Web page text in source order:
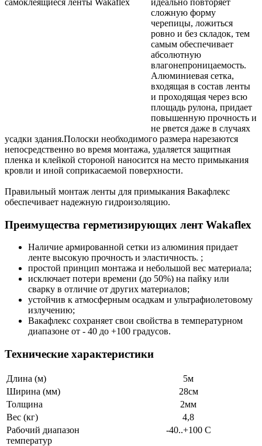
сложную форму
черепицы, ложиться
ровно и без складок, тем
самым обеспечивает
абсолютную
влагонепроницаемость.
Алюминиевая сетка,
входящая в состав ленты
и проходящая через всю
площадь рулона, придает
повышенную прочность и
не рвется даже в случаях
усадки здания.Полоски необходимого размера нарезаются
непосредственно во время монтажа, удаляется защитная
пленка и клейкой стороной наносится на место примыкания
кровли и иной соприкасаемой поверхности.
Правильный монтаж ленты для примыкания Вакафлекс
обеспечивает надежную гидроизоляцию.
Преимущества герметизирующих лент Wakaflex
Наличие армированной сетки из алюминия придает
ленте высокую прочность и эластичность. ;
простой принцип монтажа и небольшой вес материала;
исключает потери времени (до 50%) на пайку или
сварку в отличие от других материалов;
устойчив к атмосферным осадкам и ультрафиолетовому
излучению;
Вакафлекс сохраняет свои свойства в температурном
диапазоне от - 40 до +100 градусов.
Технические характеристики
Длина (м)
5м
Ширина (мм)
28см
Толщина
2мм
Вес (кг)
4,8
Рабочий диапазон
температур
-40..+100 С